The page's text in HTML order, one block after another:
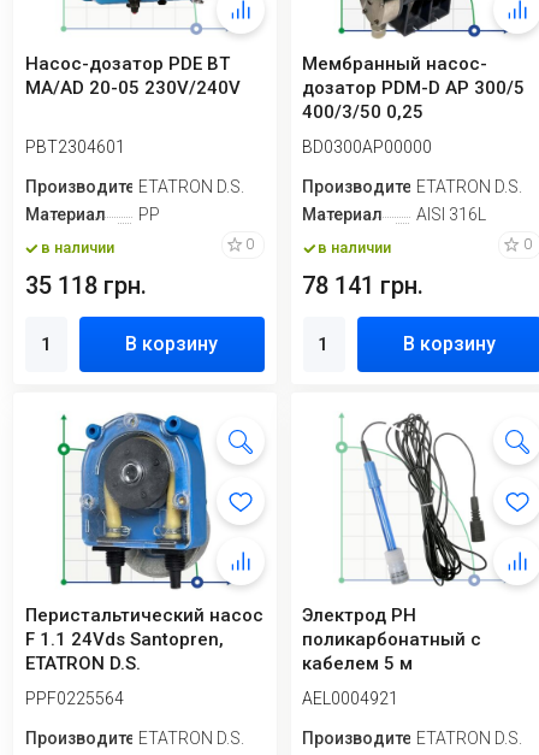
Насос-дозатор PDE BT
MA/AD 20-05 230V/240V
PBT2304601
ПроизводительETATRON D.S.
Материал
PP
в наличии 0
35 118 грн.
В корзину
Мембранный насос-
дозатор PDM-D AP 300/5
400/3/50 0,25
BD0300AP00000
ПроизводительETATRON D.S.
Материал
AISI 316L
в наличии 0
78 141 грн.
В корзину
Перистальтический насос
F 1.1 24Vds Santopren,
ETATRON D.S.
PPF0225564
ПроизводительETATRON D.S.
Электрод PН
поликарбонатный с
кабелем 5 м
AEL0004921
ПроизводительETATRON D.S.